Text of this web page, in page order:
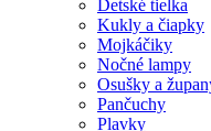
Detské tielka
Kukly a čiapky
Mojkáčiky
Nočné lampy
Osušky a
Pančuchy
Plavky